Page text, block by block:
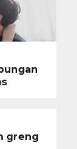
greng